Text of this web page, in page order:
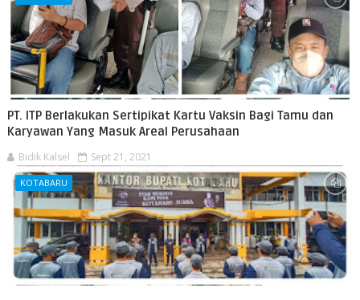
PT. ITP Berlakukan Sertipikat Kartu Vaksin Bagi Tamu dan
Karyawan Yang Masuk Areal Perusahaan
Bidik Kalsel Sept 21, 2021
KOTABARU